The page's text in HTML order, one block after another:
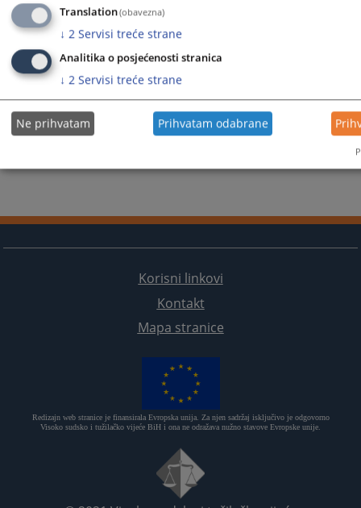
Korisni linkovi
Kontakt
Mapa stranice
Redizajn web stranice je finansirala Evropska unija. Za njen sadržaj isključivo je odgovorno
Visoko sudsko i tužilačko vijeće BiH i ona ne odražava nužno stavove Evropske unije.
Translation(obavezna)
↓ 2 Servisi treće strane
Analitika o posjećenosti stranica
↓ 2 Servisi treće strane
Ne prihvatam Prihvatam odabrane